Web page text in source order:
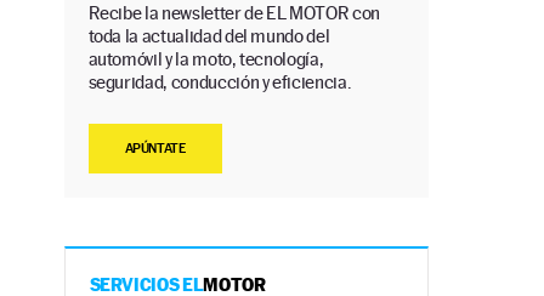
Recibe la newsletter de EL MOTOR con
toda la actualidad del mundo del
automóvil y la moto, tecnología,
seguridad, conducción y eficiencia.
APÚNTATE
SERVICIOS ELMOTOR